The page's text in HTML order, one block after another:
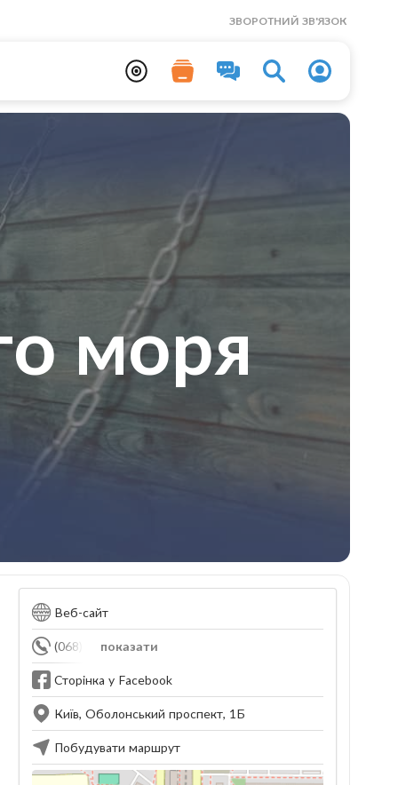
ЗВОРОТНИЙ ЗВ'ЯЗОК
моря
Веб-сайт
показати
(068) 379-22-20
Сторінка у Facebook
Київ, Оболонський проспект, 1Б
Побудувати маршрут